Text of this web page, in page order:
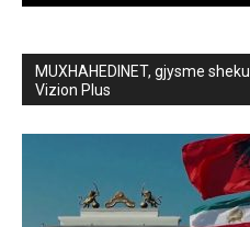
MUXHAHEDINET, gjysme
Vizion Plus